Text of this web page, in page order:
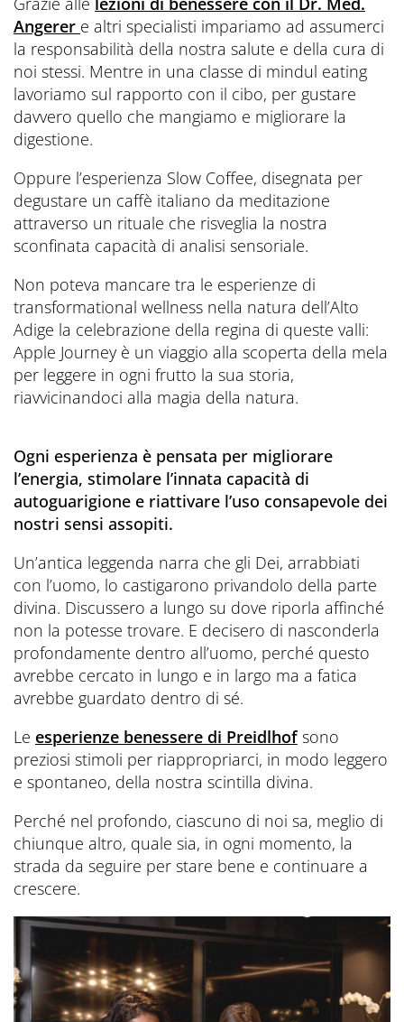
Angerer e altri specialisti impariamo ad assumerci
la responsabilità della nostra salute e della cura di
noi stessi. Mentre in una classe di mindul eating
lavoriamo sul rapporto con il cibo, per gustare
davvero quello che mangiamo e migliorare la
digestione.
Oppure l’esperienza Slow Coffee, disegnata per
degustare un caffè italiano da meditazione
attraverso un rituale che risveglia la nostra
sconfinata capacità di analisi sensoriale.
Non poteva mancare tra le esperienze di
transformational wellness nella natura dell’Alto
Adige la celebrazione della regina di queste valli:
Apple Journey è un viaggio alla scoperta della mela
per leggere in ogni frutto la sua storia,
riavvicinandoci alla magia della natura.
Ogni esperienza è pensata per migliorare
l’energia, stimolare l’innata capacità di
autoguarigione e riattivare l’uso consapevole dei
nostri sensi assopiti.
Un’antica leggenda narra che gli Dei, arrabbiati
con l’uomo, lo castigarono privandolo della parte
divina. Discussero a lungo su dove riporla affinché
non la potesse trovare. E decisero di nasconderla
profondamente dentro all’uomo, perché questo
avrebbe cercato in lungo e in largo ma a fatica
avrebbe guardato dentro di sé.
Le esperienze benessere di Preidlhofsono
preziosi stimoli per riappropriarci, in modo leggero
e spontaneo, della nostra scintilla divina.
Perché nel profondo, ciascuno di noi sa, meglio di
chiunque altro, quale sia, in ogni momento, la
strada da seguire per stare bene e continuare a
crescere.